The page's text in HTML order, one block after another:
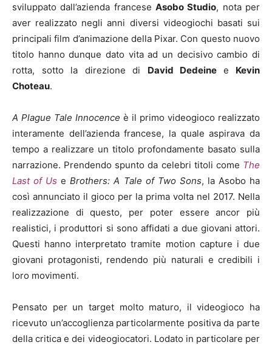
sviluppato dall’azienda francese Asobo Studio, nota per
aver realizzato negli anni diversi videogiochi basati sui
principali film d’animazione della Pixar. Con questo nuovo
titolo hanno dunque dato vita ad un decisivo cambio di
rotta, sotto la direzione di David Dedeine e Kevin
Choteau.
A Plague Tale Innocence è il primo videogioco realizzato
interamente dell’azienda francese, la quale aspirava da
tempo a realizzare un titolo profondamente basato sulla
narrazione. Prendendo spunto da celebri titoli come The
Last of UseBrothers: A Tale of Two Sons, la Asobo ha
così annunciato il gioco per la prima volta nel 2017. Nella
realizzazione di questo, per poter essere ancor più
realistici, i produttori si sono affidati a due giovani attori.
Questi hanno interpretato tramite motion capture i due
giovani protagonisti, rendendo più naturali e credibili i
loro movimenti.
Pensato per un target molto maturo, il videogioco ha
ricevuto un’accoglienza particolarmente positiva da parte
della critica e dei videogiocatori. Lodato in particolare per